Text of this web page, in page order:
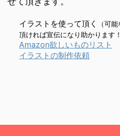
イラストを使って頂く
（可
頂ければ宣伝になり助かります！
Amazon欲しいものリスト
イラストの制作依頼